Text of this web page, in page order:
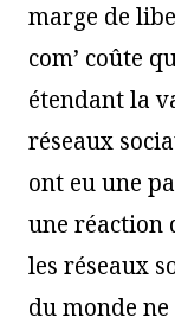
marge de
com’ coûte
étendant la
réseaux
ont eu une
une réaction
les réseaux
du monde